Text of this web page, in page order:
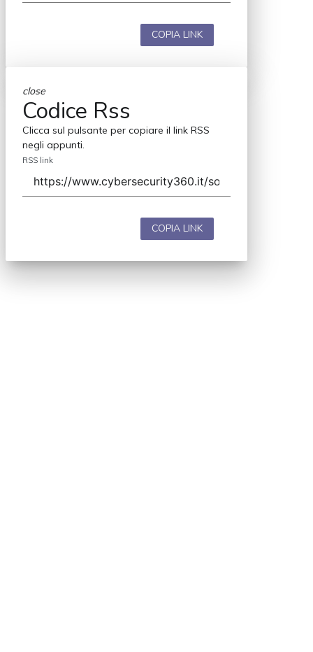
COPIA LINK
close
Codice Rss
Clicca sul pulsante per copiare il link RSS
negli appunti.
RSS link
COPIA LINK